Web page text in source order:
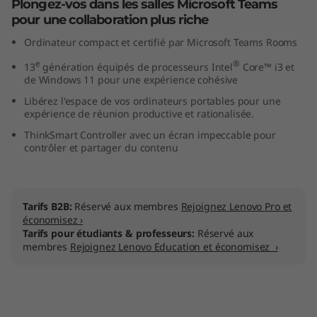
Plongez-vos dans les salles Microsoft Teams
pour une collaboration plus riche
Ordinateur compact et certifié par Microsoft Teams Rooms
13e génération équipés de processeurs Intel® Core™ i3 et
de Windows 11 pour une expérience cohésive
Libérez l'espace de vos ordinateurs portables pour une
expérience de réunion productive et rationalisée.
ThinkSmart Controller avec un écran impeccable pour
contrôler et partager du contenu
Tarifs B2B: Réservé aux membres Rejoignez Lenovo Pro et
économisez ›
Tarifs pour étudiants & professeurs: Réservé aux
membres Rejoignez Lenovo Education et économisez ›